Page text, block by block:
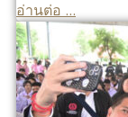
อ่านต่อ ...